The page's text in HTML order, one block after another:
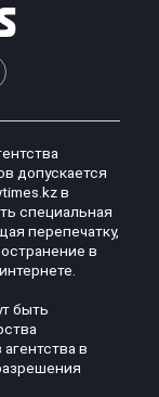
допускается
в
специальная
перепечатку,
в
быть
в